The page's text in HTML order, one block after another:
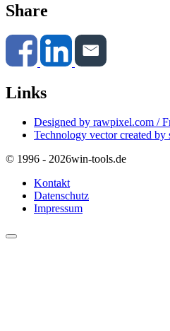
Share
Links
Designed by rawpixel.com /
Technology vector created
© 1996 - 2026win-tools.de
Kontakt
Datenschutz
Impressum